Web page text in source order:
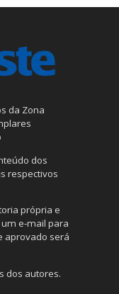
da Zona
dos
respectivos
própria e
e-mail para
aprovado será
dos autores.